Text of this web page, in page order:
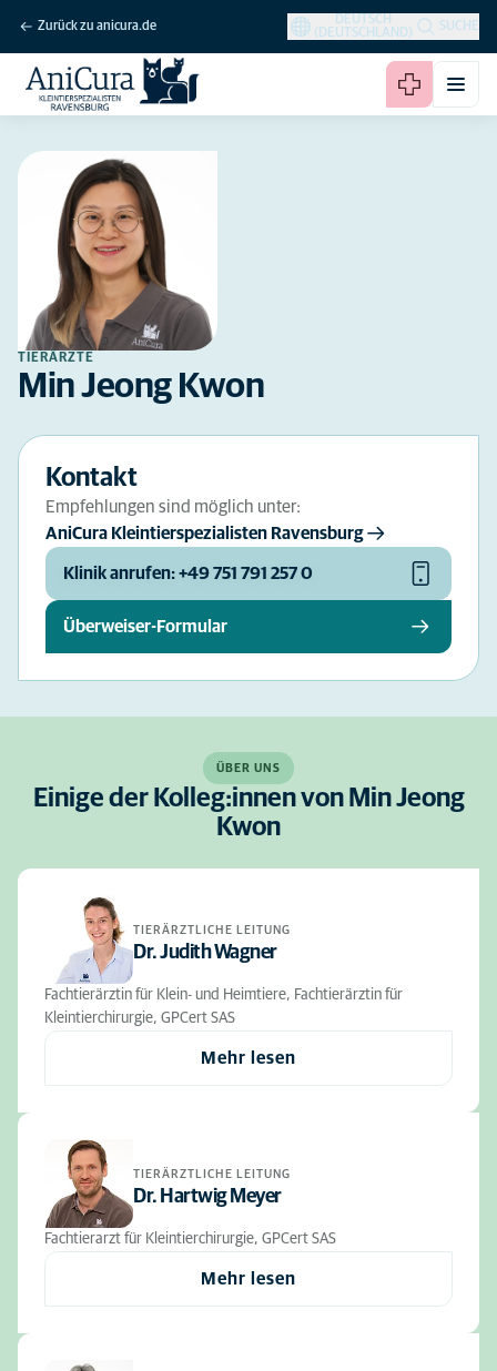
Zurück zu anicura.de
DEUTSCH
(DEUTSCHLAND)
SUCHE
TIERÄRZTE
Min Jeong Kwon
Kontakt
Empfehlungen sind möglich unter:
AniCura Kleintierspezialisten Ravensburg
Klinik anrufen: +49 751 791 257 0
Überweiser-Formular
ÜBER UNS
Einige der Kolleg:innen von Min Jeong
Kwon
TIERÄRZTLICHE LEITUNG
Dr. Judith Wagner
Fachtierärztin für Klein- und Heimtiere, Fachtierärztin für
Kleintierchirurgie, GPCert SAS
Mehr lesen
TIERÄRZTLICHE LEITUNG
Dr. Hartwig Meyer
Fachtierarzt für Kleintierchirurgie, GPCert SAS
Mehr lesen